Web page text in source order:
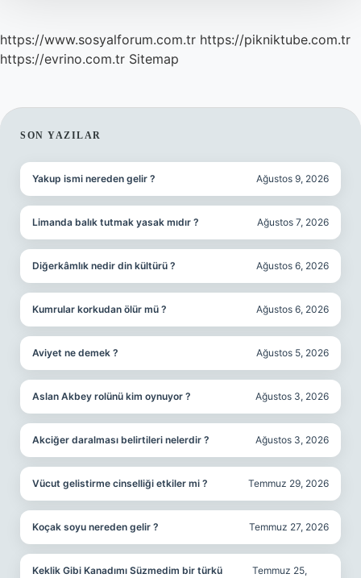
https://www.sosyalforum.com.tr https://pikniktube.com.tr
https://evrino.com.tr Sitemap
SIDEBAR
SON YAZILAR
Yakup ismi nereden gelir ? Ağustos 9, 2026
Limanda balık tutmak yasak mıdır ? Ağustos 7, 2026
Diğerkâmlık nedir din kültürü ? Ağustos 6, 2026
Kumrular korkudan ölür mü ? Ağustos 6, 2026
Aviyet ne demek ? Ağustos 5, 2026
Aslan Akbey rolünü kim oynuyor ? Ağustos 3, 2026
Akciğer daralması belirtileri nelerdir ? Ağustos 3, 2026
Vücut gelistirme cinselliği etkiler mi ? Temmuz 29, 2026
Koçak soyu nereden gelir ? Temmuz 27, 2026
Keklik Gibi Kanadımı Süzmedim bir türkü
Temmuz 25,